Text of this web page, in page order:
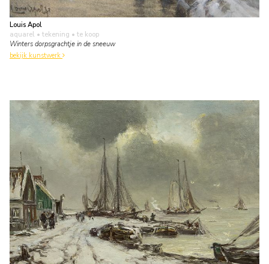
Louis Apol
aquarel • tekening • te koop
Winters dorpsgrachtje in de sneeuw
bekijk kunstwerk